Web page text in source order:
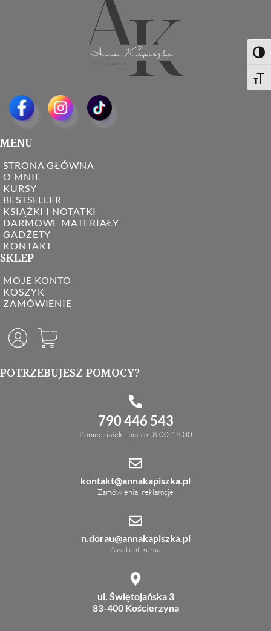
MENU
STRONA GŁÓWNA
O MNIE
KURSY
BESTSELLER
KSIĄŻKI I NOTATKI
DARMOWE MATERIAŁY
GADŻETY
KONTAKT
SKLEP
MOJE KONTO
KOSZYK
ZAMÓWIENIE
POTRZEBUJESZ POMOCY?
790 446 543
Poniedziałek - piątek: 8:00-16:00
kontakt@annakapiszka.pl
Zamówienia, reklamcje
n.dorau@annakapiszka.pl
Asystent kursu
ul. Świętojańska 3
83-400 Kościerzyna